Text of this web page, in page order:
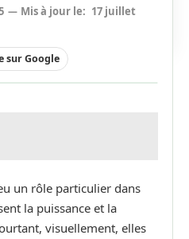
Mis à jour le: 17 juillet
sur Google
un rôle particulier dans
la puissance et la
visuellement, elles